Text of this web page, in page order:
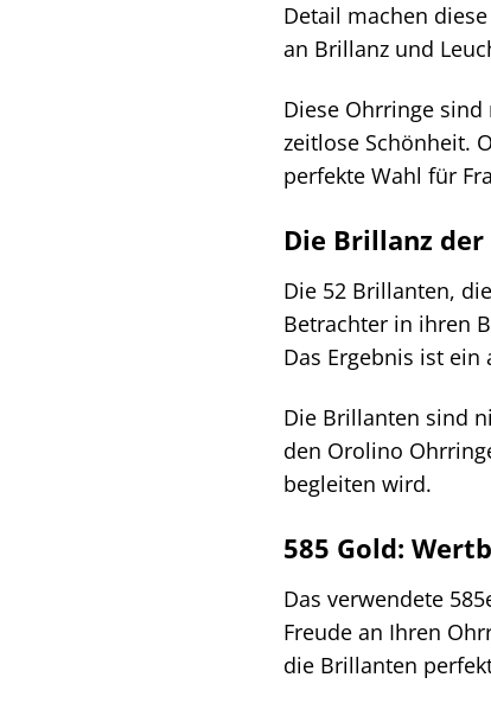
Detail machen
an Brillanz und
Diese Ohrringe
zeitlose Schönheit.
perfekte Wahl für
Die Brillanz
Die 52 Brillanten,
Betrachter in ihren
Das Ergebnis ist
Die Brillanten sind
den Orolino
begleiten wird.
585 Gold:
Das verwendete
Freude an Ihren
die Brillanten